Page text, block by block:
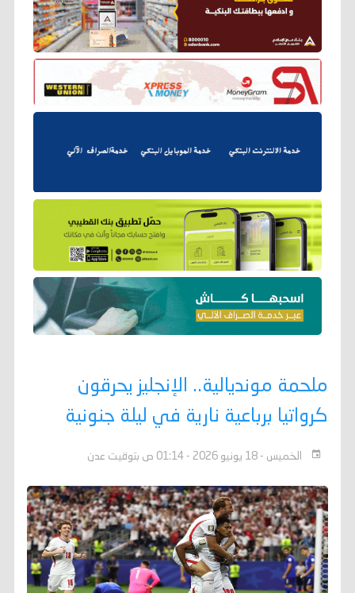
ملحمة مونديالية.. الإنجليز يحرقون
كرواتيا برباعية نارية في ليلة جنونية
الخميس - 18 يونيو 2026 - 01:14 ص بتوقيت عدن